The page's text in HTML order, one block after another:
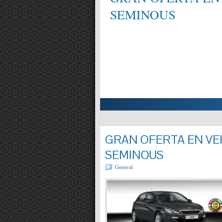
EN MECÀNICA,
Entrada completa »
SEMINOUS
GRAN OFERTA EN
SEMINOUS
General